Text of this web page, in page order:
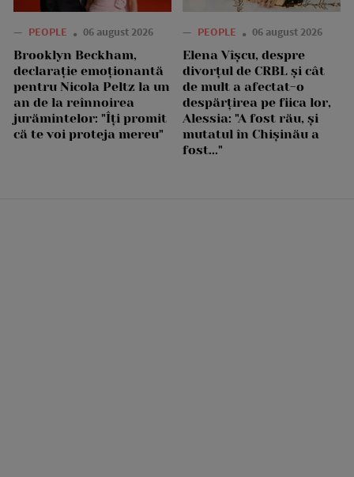
— PEOPLE 06 august 2026
Brooklyn Beckham,
declarație emoționantă
pentru Nicola Peltz la un
an de la reînnoirea
jurămintelor: "Îți promit
că te voi proteja mereu"
— PEOPLE 06 august 2026
Elena Vîșcu, despre
divorțul de CRBL și cât
de mult a afectat-o
despărțirea pe fiica lor,
Alessia: "A fost rău, și
mutatul în Chișinău a
fost..."